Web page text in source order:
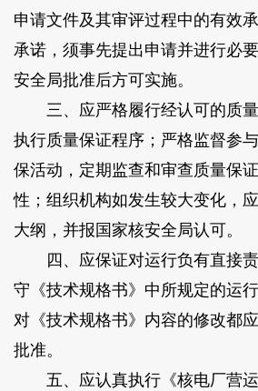
申请文件及其审评过程中的有效
承诺，须事先提出申请并进行必
安全局批准后方可实施。
三、应严格履行经认可的质量
执行质量保证程序；严格监督参
保活动，定期监查和审查质量保
性；组织机构如发生较大变化，
大纲，并报国家核安全局认可。
四、应保证对运行负有直接责
守《技术规格书》中所规定的运
对《技术规格书》内容的修改都
批准。
五、应认真执行《核电厂营运